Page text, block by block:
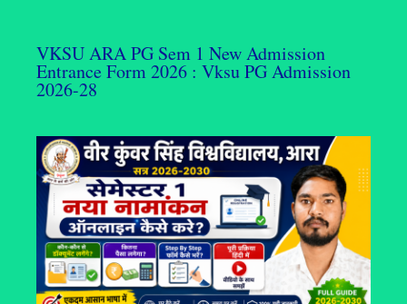
VKSU ARA PG Sem 1 New Admission
Entrance Form 2026 : Vksu PG Admission
2026-28